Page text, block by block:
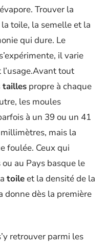
Trouver la
la toile, la semelle et la
qui dure. Le
il varie
tout
tailles propre à chaque
les moules
à un 39 ou un 41
mais la
foulée. Ceux qui
au Pays basque le
toileet la densité de la
donne dès la première
retrouver parmi les